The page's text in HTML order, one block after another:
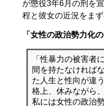
が懲役3年6月の刑を
程と彼女の近況をまず
「女性の政治勢力化
「性暴力の被害者
間を持たなければ
た人生と性向が違
格上、休みながら
私には女性の政治